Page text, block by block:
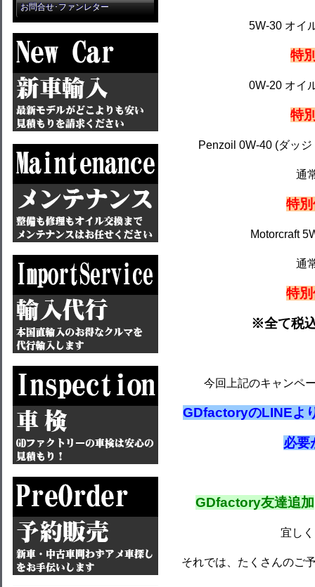
お問合せ･ファンレター
5W-30 オイ
特
0W-20 オイ
特
Penzoil 0W-40 (ダッ
通
特
Motorcraft
通
特
※全て税
今回上記のキャンペ
GDfactoryのLINEよ
必要
GDfactory友達追加
宜し
それでは、たくさんのご